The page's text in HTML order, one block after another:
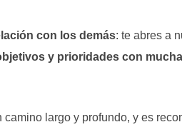
con los demás: te abres a
y prioridades con
camino largo y profundo, y es